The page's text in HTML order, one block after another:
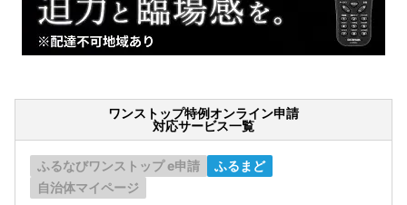
ワンストップ特例オンライン申請
対応サービス一覧
ふるなびワンストップ e申請
ふるまど
自治体マイページ